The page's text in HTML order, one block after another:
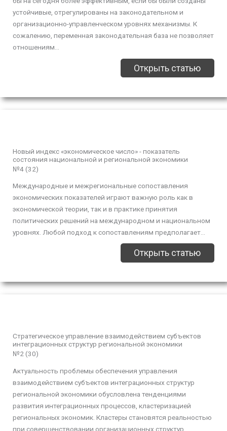
устойчивые, отрегулированы на законодательном и
организационно-управленческом уровнях механизмы. К
сожалению, переменная законодательная база не позволяет
отношениям...
Открыть статью
Новый индекс «экономическое число» - показатель
состояния национальной и региональной экономики
№4 (32)
Международные и межрегиональные сопоставления
экономических показателей играют важную роль как в
экономической теории, так и в практике принятия
политических решений на международном и национальном
уровнях. Любой подход к сопоставлениям предполагает...
Открыть статью
Стратегическое управление взаимодействием субъектов
интеграционных структур региональной экономики
№2 (30)
Актуальность проблемы обеспечения управления
взаимодействием субъектов интеграционных структур
региональной экономики обусловлена тенденциями
развития интеграционных процессов, кластеризацией
региональных экономик. Кластеры становятся реальностью
при совершенствовании организационных структур